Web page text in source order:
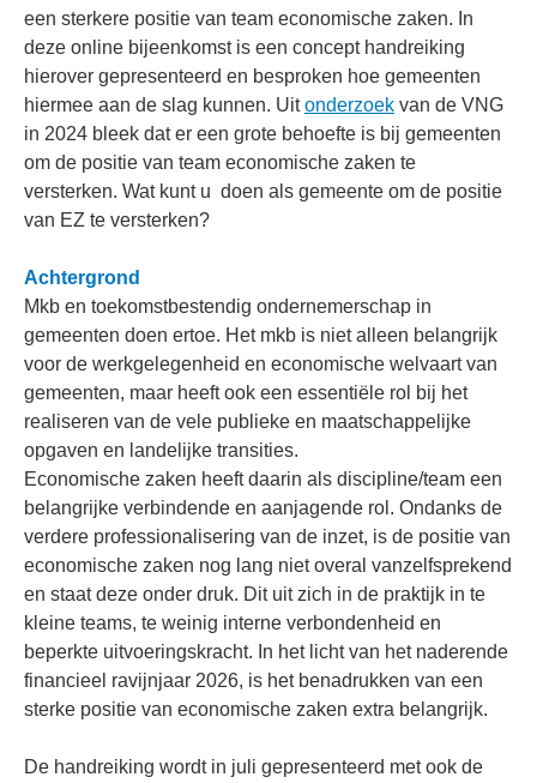
een sterkere positie van team economische zaken. In
deze online bijeenkomst is een concept handreiking
hierover gepresenteerd en besproken hoe gemeenten
hiermee aan de slag kunnen. Uitonderzoek van de VNG
in 2024 bleek dat er een grote behoefte is bij gemeenten
om de positie van team economische zaken te
versterken. Wat kunt u doen als gemeente om de positie
van EZ te versterken?
Achtergrond
Mkb en toekomstbestendig ondernemerschap in
gemeenten doen ertoe. Het mkb is niet alleen belangrijk
voor de werkgelegenheid en economische welvaart van
gemeenten, maar heeft ook een essentiële rol bij het
realiseren van de vele publieke en maatschappelijke
opgaven en landelijke transities.
Economische zaken heeft daarin als discipline/team een
belangrijke verbindende en aanjagende rol. Ondanks de
verdere professionalisering van de inzet, is de positie van
economische zaken nog lang niet overal vanzelfsprekend
en staat deze onder druk. Dit uit zich in de praktijk in te
kleine teams, te weinig interne verbondenheid en
beperkte uitvoeringskracht. In het licht van het naderende
financieel ravijnjaar 2026, is het benadrukken van een
sterke positie van economische zaken extra belangrijk.
De handreiking wordt in juli gepresenteerd met ook de